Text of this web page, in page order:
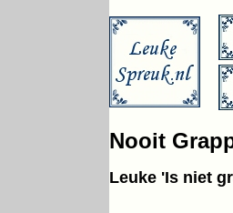
Nooit
Leuke 'Is niet